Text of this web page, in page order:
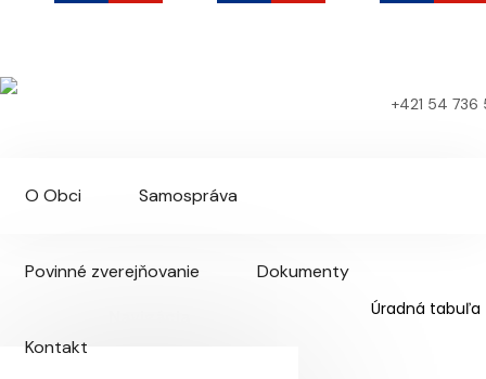
+421 54 736
O Obci Samospráva
Povinné zverejňovanie Dokumenty
Kontakt
Úradná tabuľa